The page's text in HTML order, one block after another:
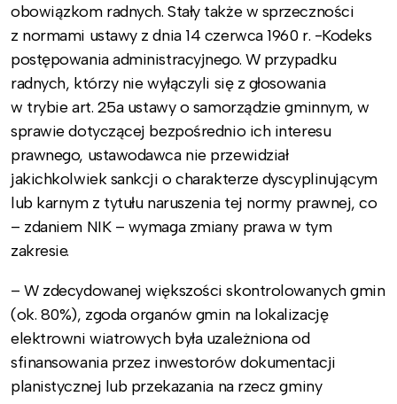
obowiązkom radnych. Stały także w sprzeczności
z normami ustawy z dnia 14 czerwca 1960 r. -Kodeks
postępowania administracyjnego. W przypadku
radnych, którzy nie wyłączyli się z głosowania
w trybie art. 25a ustawy o samorządzie gminnym, w
sprawie dotyczącej bezpośrednio ich interesu
prawnego, ustawodawca nie przewidział
jakichkolwiek sankcji o charakterze dyscyplinującym
lub karnym z tytułu naruszenia tej normy prawnej, co
– zdaniem NIK – wymaga zmiany prawa w tym
zakresie.
– W zdecydowanej większości skontrolowanych gmin
(ok. 80%), zgoda organów gmin na lokalizację
elektrowni wiatrowych była uzależniona od
sfinansowania przez inwestorów dokumentacji
planistycznej lub przekazania na rzecz gminy